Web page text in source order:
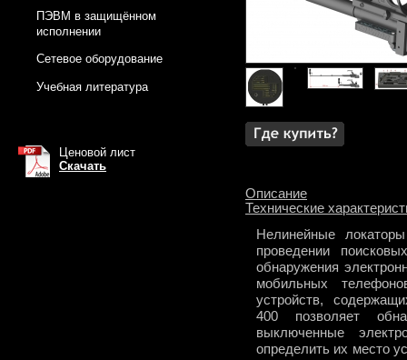
Описание
Технические
Нелинейные
проведении
обнаружения
мобильных
устройств,
400 позволяет
выключенные
определить их место
ПЭВМ в защищённом
исполнении
Сетевое оборудование
Учебная литература
Ценовой лист
Скачать